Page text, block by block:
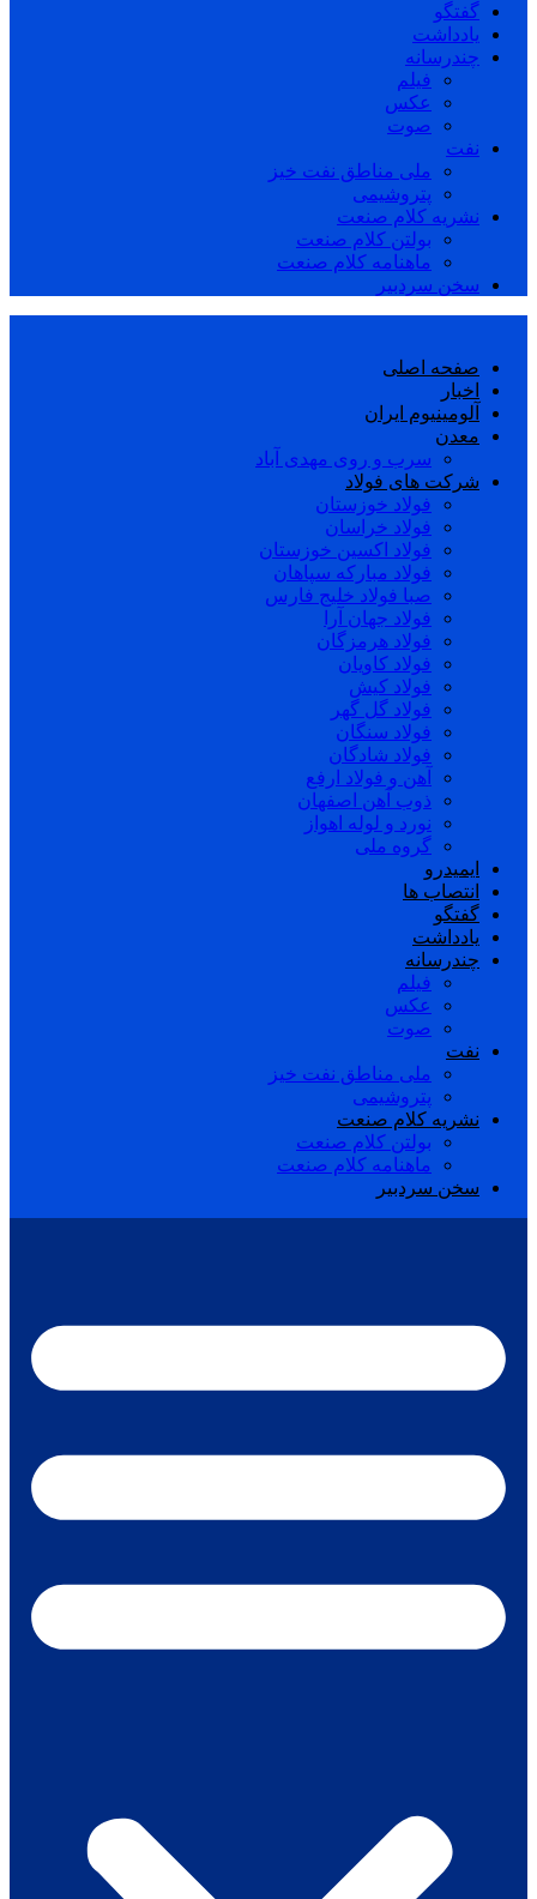
گفتگو
یادداشت
چندرسانه
فیلم
عکس
صوت
نفت
ملی مناطق نفت خیز
پتروشیمی
نشریه کلام صنعت
بولتن کلام صنعت
ماهنامه کلام صنعت
سخن سردبیر
صفحه اصلی
اخبار
آلومینیوم ایران
معدن
سرب و روی مهدی آباد
شرکت های فولاد
فولاد خوزستان
فولاد خراسان
فولاد اکسین خوزستان
فولاد مبارکه سپاهان
صبا فولاد خلیج فارس
فولاد جهان آرا
فولاد هرمزگان
فولاد کاویان
فولاد کیش
فولاد گل گهر
فولاد سنگان
فولاد شادگان
آهن و فولاد ارفع
ذوب آهن اصفهان
نورد و لوله اهواز
گروه ملی
ایمیدرو
انتصاب ها
گفتگو
یادداشت
چندرسانه
فیلم
عکس
صوت
نفت
ملی مناطق نفت خیز
پتروشیمی
نشریه کلام صنعت
بولتن کلام صنعت
ماهنامه کلام صنعت
سخن سردبیر